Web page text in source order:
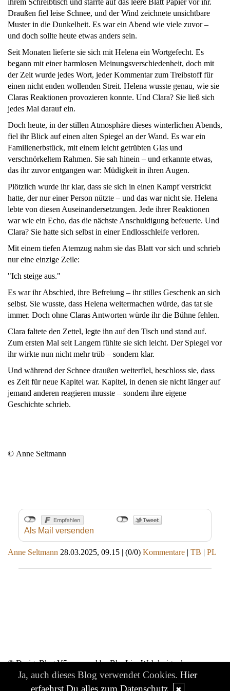
Draußen fiel leise Schnee, und der Wind zeichnete unsichtbare
Muster in die Dunkelheit. Es war ein Abend wie viele zuvor –
und doch sollte heute etwas anders sein.
Seit Monaten lieferte sie sich mit Helena ein Wortgefecht. Es
begann mit einer harmlosen Meinungsverschiedenheit, doch mit
der Zeit wurde jedes Wort, jeder Kommentar zum Treibstoff für
einen nicht enden wollenden Streit. Helena wusste genau, wie sie
Claras Reaktionen provozieren konnte. Und Clara? Sie ließ sich
jedes Mal darauf ein.
Doch heute, in der stillen Atmosphäre dieses winterlichen Abends,
fiel ihr Blick auf einen alten Spiegel an der Wand. Es war ein
Familienerbstück, mit einem leicht getrübten Glas und
verschnörkeltem Rahmen. Sie sah hinein – und erkannte etwas,
das ihr zuvor entgangen war: Müdigkeit in ihren Augen.
Plötzlich wurde ihr klar, dass sie sich in einen Kampf verstrickt
hatte, der nur einer Person nützte – und das war nicht sie. Helena
lebte von diesen Auseinandersetzungen. Jede ihrer Reaktionen
war wie ein Echo, das die nächste Anschuldigung befeuerte. Und
Clara? Sie hatte sich selbst in einer Endlosschleife verloren.
Mit einem tiefen Atemzug nahm sie das Blatt vor sich und schrieb
nur eine einzige Zeile:
"Ich steige aus."
Es war ihr Abschied, ihre Befreiung – ihr stilles Geschenk an sich
selbst. Sie wusste, dass Helena weitermachen würde, das tat sie
immer. Doch ohne Claras Antworten würde ihr die Bühne fehlen.
Clara faltete den Zettel, legte ihn auf den Tisch und stand auf.
Zum ersten Mal seit Langem fühlte sie sich leicht. Der Spiegel vor
ihr wirkte nun nicht mehr trüb – sondern klar.
Und während der Schnee draußen weiterfiel, beschloss sie, dass
es Zeit für neue Kapitel war. Kapitel, in denen sie nicht länger auf
jemand anderen reagieren musste – sondern ihre eigene
Geschichte schrieb.
© Anne Seltmann
Als Mail versenden
Anne Seltmann 28.03.2025, 09.15 | (0/0) Kommentare | TB | PL
© DesignBlog V5 powered by BlueLionWebdesign.de
Ja, auch dieses Blog verwendet Cookies. Hier
erfaehrst Du alles zum Datenschutz